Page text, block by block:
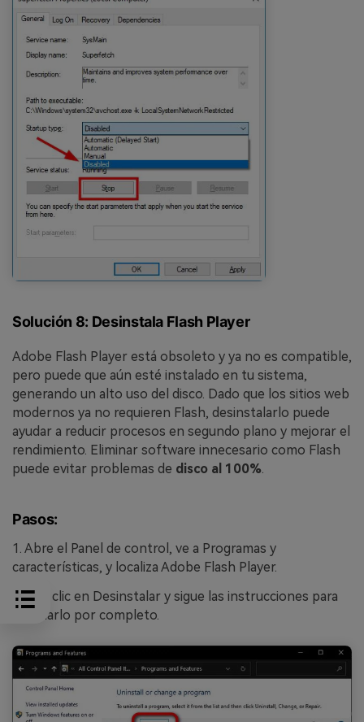
Solución 8: Desinstala Flash Player
Adobe Flash Player está obsoleto y ya no es compatible,
pero puede que aún esté instalado en tu sistema,
generando un alto uso del disco. Dado que los sitios web
modernos ya no requieren Flash, desinstalarlo puede
ayudar a reducir procesos en segundo plano y mejorar el
rendimiento. Eliminar software innecesario como Flash
puede evitar problemas de disco al 100%.
Pasos:
1. Abre el Panel de control, ve a Programas y
características, y localiza Adobe Flash Player.
2. Haz clic en Desinstalar y sigue las instrucciones para
eliminarlo por completo.